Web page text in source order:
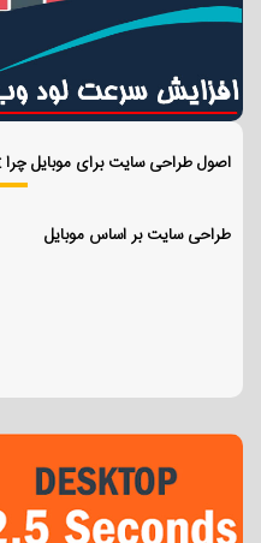
اصول طراحی سایت برای موبایل چرا Mobile-First مهم است
طراحی سایت بر اساس موبایل